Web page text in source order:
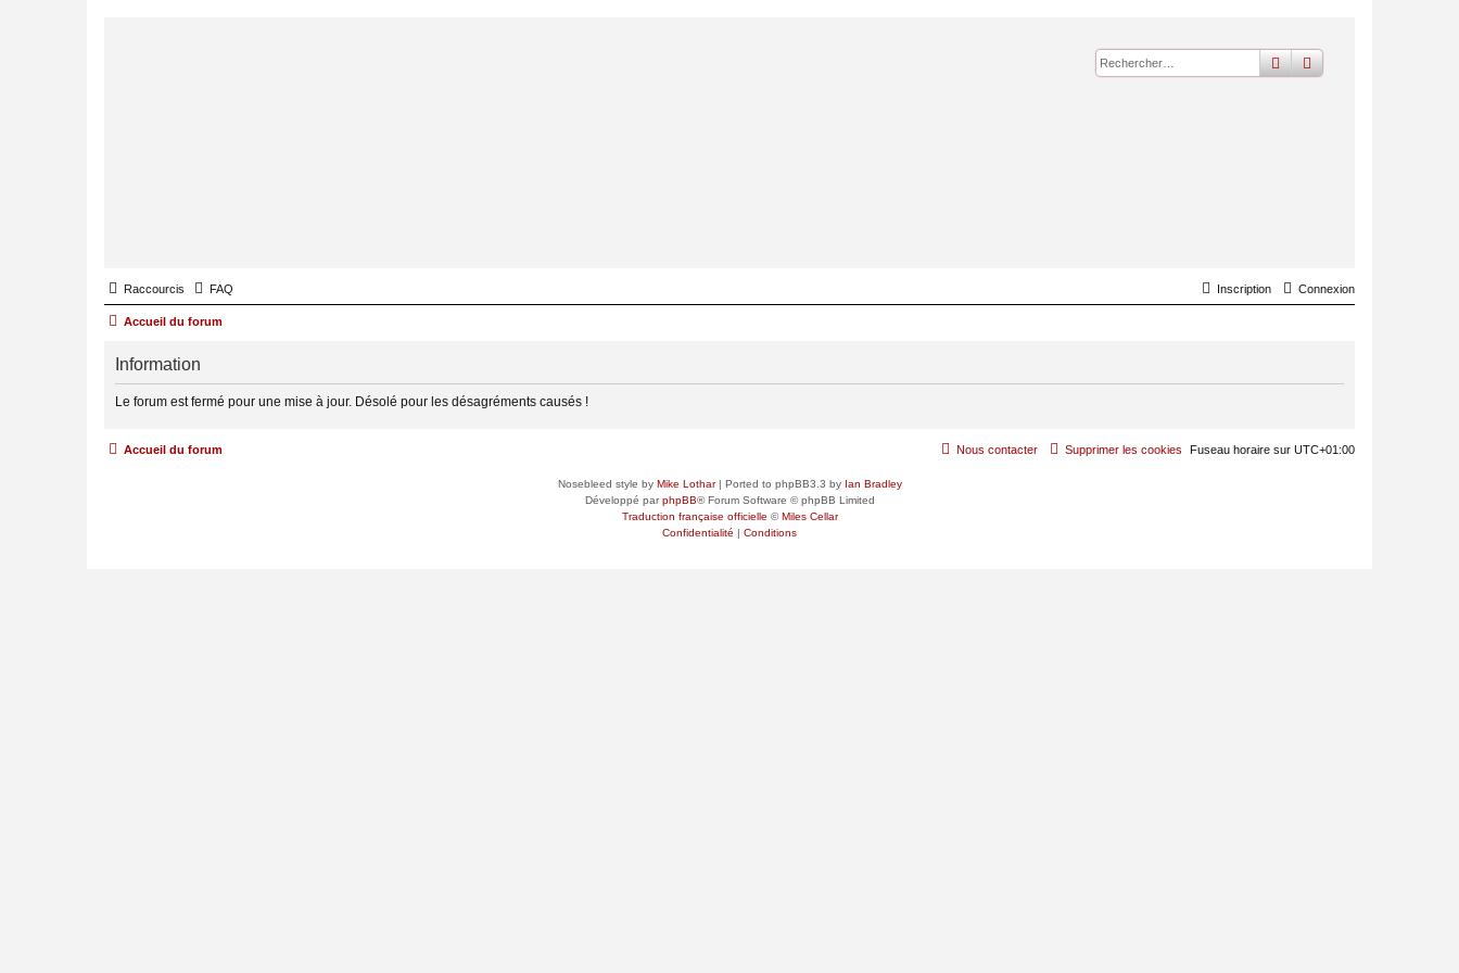
rechercher
recherche
Raccourcis FAQ Connexion
Inscription
Accueil du forum
Information
Le forum est fermé pour une mise à jour. Désolé pour les désagréments causés !
Accueil du forum Fuseau horaire sur UTC+01:00
Supprimer les cookies
Nous contacter
Nosebleed style by Mike Lothar| Ported to phpBB3.3 by Ian Bradley
Développé parphpBB® Forum Software © phpBB Limited
Traduction française officielle ©Miles Cellar
Confidentialité | Conditions